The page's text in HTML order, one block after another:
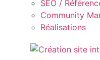
SEO /
Community
Réalisations